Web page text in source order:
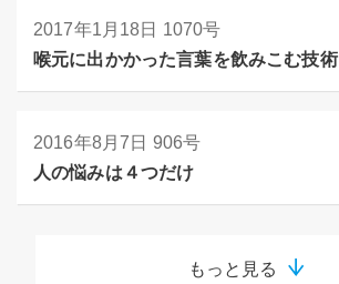
2017年1月18日 1070号
喉元に出かかった言葉を飲みこむ技術
2016年8月7日 906号
人の悩みは４つだけ
もっと見る